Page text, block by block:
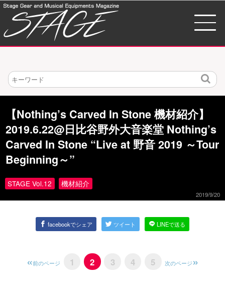
検
【Nothing’s Carved In Stone 機材紹介】
2019.6.22@日比谷野外大音楽堂 Nothing’s
Carved In Stone “Live at 野音 2019 ～Tour
Beginning～”
STAGE Vol.12 機材紹介
2019/9/20
facebookでシェア ツイート LINEで送る
前のページ 1 2 3 4 5 次のページ